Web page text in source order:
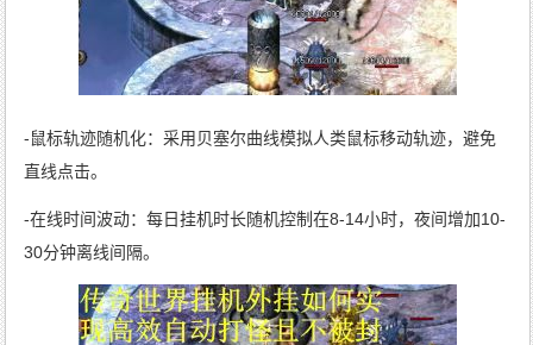
-鼠标轨迹随机化：采用贝塞尔曲线模拟人类鼠标移动轨迹，避免
直线点击。
-在线时间波动：每日挂机时长随机控制在8-14小时，夜间增加10-
30分钟离线间隔。